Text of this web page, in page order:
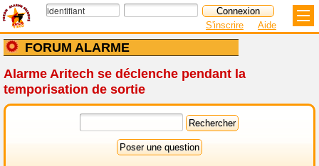
FORUM ALARME
S'inscrire Aide
Alarme Aritech se déclenche pendant la
temporisation de sortie